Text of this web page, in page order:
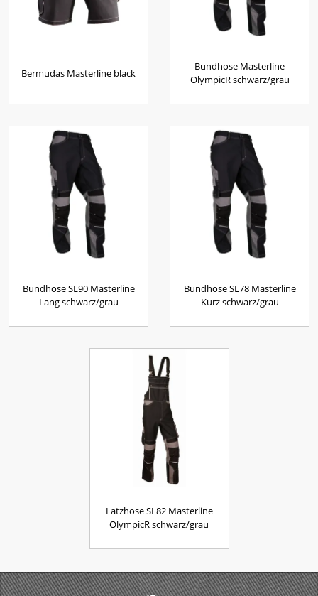
Bermudas Masterline black
Bundhose Masterline
OlympicR schwarz/grau
Bundhose SL90 Masterline
Lang schwarz/grau
Bundhose SL78 Masterline
Kurz schwarz/grau
Latzhose SL82 Masterline
OlympicR schwarz/grau